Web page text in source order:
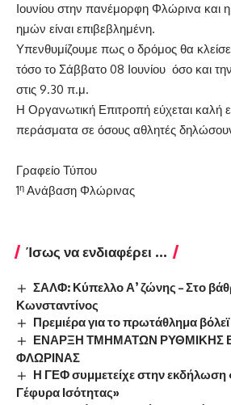
Ιουνίου στην πανέμορφη Φλώρινα και
ημών είναι επιβεβλημένη.
Υπενθυμίζουμε πως ο δρόμος θα
τόσο το Σάββατο 08 Ιουνίου όσο και
στις 9.30 π.μ.
Η Οργανωτική Επιτροπή εύχεται καλή
περάσματα σε όσους αθλητές
Γραφείο Τύπου
1η Ανάβαση Φλώρινας
Ίσως να ενδιαφέρει ...
ΣΑΛΦ: Κύπελλο Α’ ζώνης – Στο
Κωνσταντίνος
Πρεμιέρα για το πρωτάθλημα
ΕΝΑΡΞΗ ΤΜΗΜΑΤΩΝ ΡΥΘΜΙΚΗΣ
ΦΛΩΡΙΝΑΣ
Η ΓΕΦ συμμετείχε στην
Γέφυρα Ισότητας»